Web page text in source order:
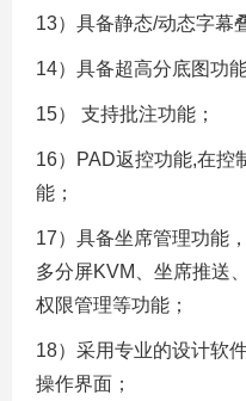
13）具备静态/动态字幕
14）具备超高分底图功能
15） 支持批注功能；
16）PAD返控功能,在控
能；
17）具备坐席管理功能
多分屏KVM、坐席推送
权限管理等功能；
18）采用专业的设计软
操作界面；